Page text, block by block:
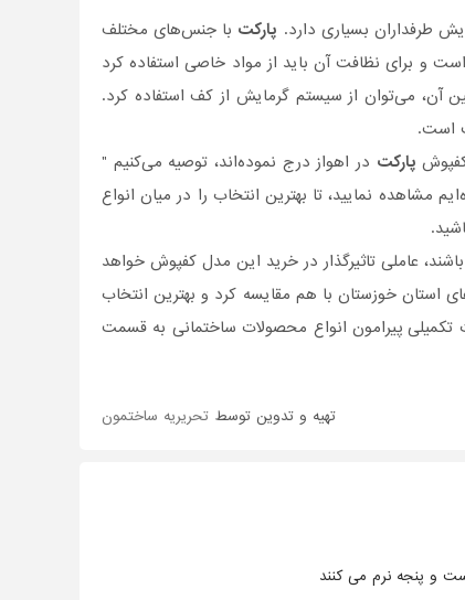
طرفداران بسیاری دارد. پارکت ‌ با جنس‌های مختلف
است و برای نظافت آن باید از مواد خاصی استفاده کرد
آن، می‌توان از سیستم گرمایش از کف استفاده کرد.
است.
پارکت در اهواز درج نموده‌اند، توصیه می‌کنیم "
مشاهده نمایید، تا بهترین انتخاب را در میان انواع
عاملی تاثیر‌گذار در خرید این مدل کفپوش خواهد
استان خوزستان با هم مقایسه کرد و بهترین انتخاب
تکمیلی پیرامون انواع محصولات ساختمانی به قسمت
تهیه و تدوین توسط تحریریه ساختمون
و پنجه نرم می کنند